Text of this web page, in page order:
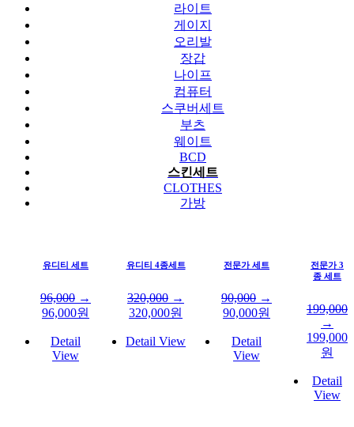
라이트
게이지
오리발
장갑
나이프
컴퓨터
스쿠버세트
부츠
웨이트
BCD
스킨세트
CLOTHES
가방
유디티 세트
96,000 →
96,000원
Detail
View
유디티 4종세트
320,000 →
320,000원
Detail View
전문가 세트
90,000 →
90,000원
Detail
View
전문가 3
종 세트
199,000
→
199,000
원
Detail
View